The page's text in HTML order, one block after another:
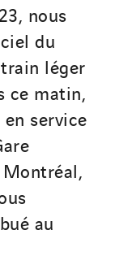
nous
du
léger
ce matin,
service
au